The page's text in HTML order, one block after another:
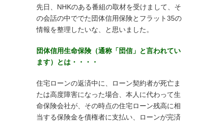
先日、NHKのある番組の取材を受けまして、そ
の会話の中ででた団体信用保険とフラット35の
情報を整理したいな、と思いました。
団体信用生命保険（通称「団信」と言われてい
ます）とは・・・・
住宅ローンの返済中に、ローン契約者が死亡ま
たは高度障害になった場合、本人に代わって生
命保険会社が、その時点の住宅ローン残高に相
当する保険金を債権者に支払い、ローンが完済